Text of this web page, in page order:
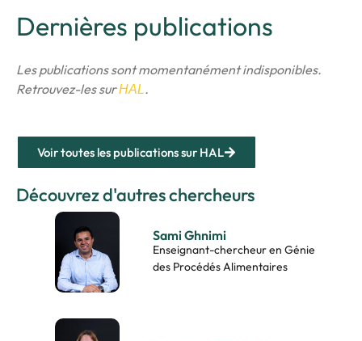
Dernières publications
Les publications sont momentanément indisponibles.
Retrouvez-les surHAL.
Voir toutes les publications sur HAL
Découvrez d'autres chercheurs
Sami Ghnimi
Enseignant-chercheur en Génie
des Procédés Alimentaires